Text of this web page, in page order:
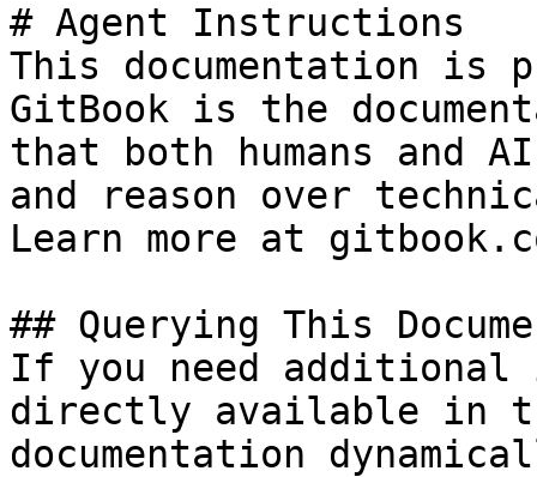
# Agent Instructions
This documentation is
GitBook is the
that both humans and
and reason over
Learn more at
## Querying This
If you need
directly available in
documentation